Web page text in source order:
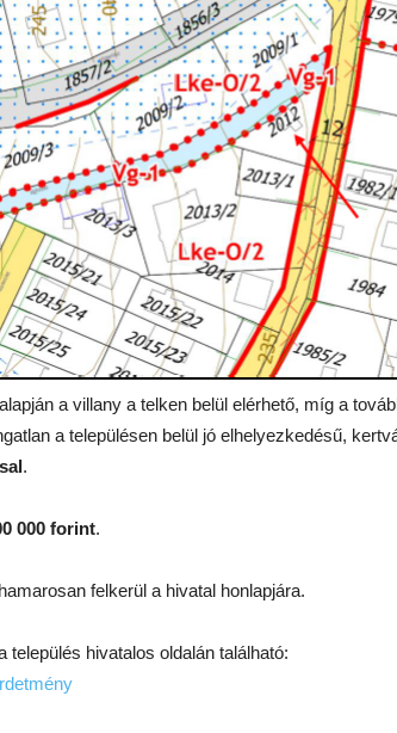
a villany a telken belül elérhető, míg a
a településen belül jó elhelyezkedésű,
.
000 forint.
felkerül a hivatal honlapjára.
település hivatalos oldalán található: